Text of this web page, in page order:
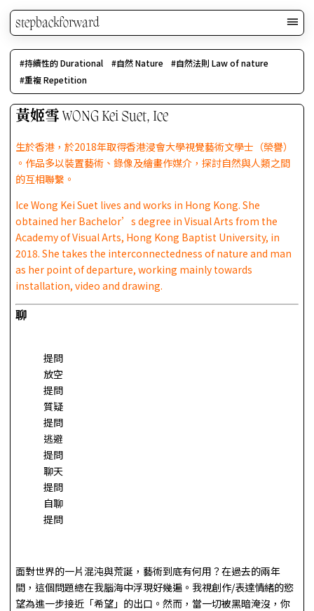
stepbackforward
持續性的 Durational 自然 Nature
自然法則 Law of nature
重複 Repetition
黃姬雪 WONG Kei Suet, Ice
生於香港，於2018年取得香港浸會大學視覺藝術文學士（榮譽）
。作品多以裝置藝術、錄像及繪畫作媒介， 探討自然與人類之間
的互相聯繫。
Ice Wong Kei Suet lives and works in Hong Kong. She
obtained her Bachelor’s degree in Visual Arts from the
Academy of Visual Arts, Hong Kong Baptist University, in
2018. She takes the interconnectedness of nature and man
as her point of departure, working mainly towards
installation, video and drawing.
聊
提問
放空
提問
質疑
提問
逃避
提問
聊天
提問
自聊
提問
面對世界的一片混沌與荒誕，藝術到底有何用？在過去的兩年
間，這個問題總在我腦海中浮現好幾遍。我視創作/表達情緒的慾
望為進一步接近「希望」的出口。然而，當一切被黑暗淹沒，你